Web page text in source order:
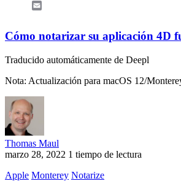
Cómo notarizar su aplicación 4D
Traducido automáticamente de Deepl
Nota: Actualización para macOS 12/
Thomas Maul
marzo 28, 2022 1 tiempo de lectura
Apple Monterey Notarize